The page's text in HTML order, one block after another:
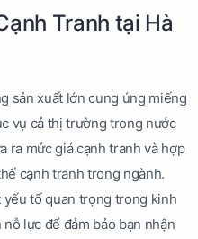
Tranh tại Hà
sản xuất lớn cung ứng miếng
vụ cả thị trường trong nước
ra mức giá cạnh tranh và hợp
cạnh tranh trong ngành.
tố quan trọng trong kinh
lực để đảm bảo bạn nhận